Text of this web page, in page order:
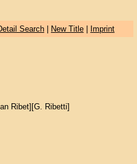
Search| New Title| Imprint
Ribet][G. Ribetti]